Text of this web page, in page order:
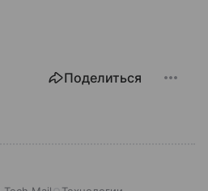
Поделиться